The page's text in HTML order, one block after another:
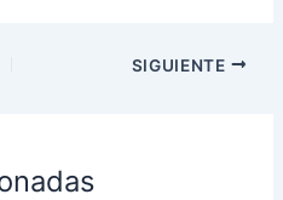
SIGUIENTE